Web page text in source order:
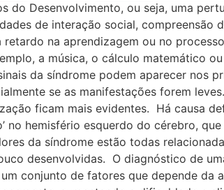
do Desenvolvimento, ou seja, uma
de interação social, compreensão
na aprendizagem ou no
a música, o cálculo matemático ou
da síndrome podem aparecer nos
se as manifestações forem
ficam mais evidentes. Há causa
no hemisfério esquerdo do cérebro,
da síndrome estão todas
desenvolvidas. O diagnóstico de
conjunto de fatores que depende da